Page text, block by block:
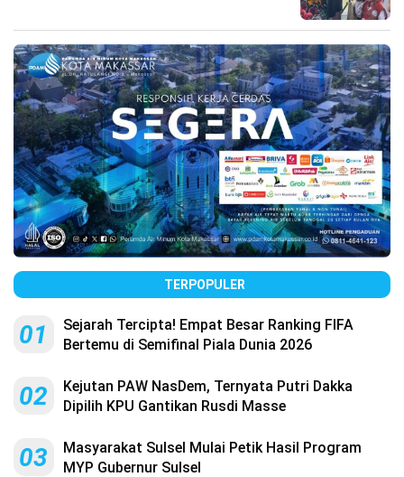
TERPOPULER
01
Sejarah Tercipta! Empat Besar Ranking FIFA
Bertemu di Semifinal Piala Dunia 2026
02
Kejutan PAW NasDem, Ternyata Putri Dakka
Dipilih KPU Gantikan Rusdi Masse
03
Masyarakat Sulsel Mulai Petik Hasil Program
MYP Gubernur Sulsel